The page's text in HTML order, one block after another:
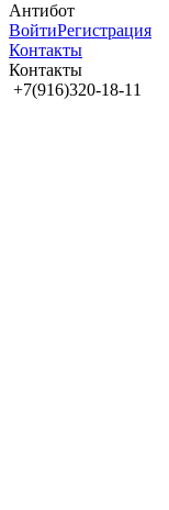
Антибот
ВойтиРегистрация
Контакты
Контакты
+7(916)320-18-11